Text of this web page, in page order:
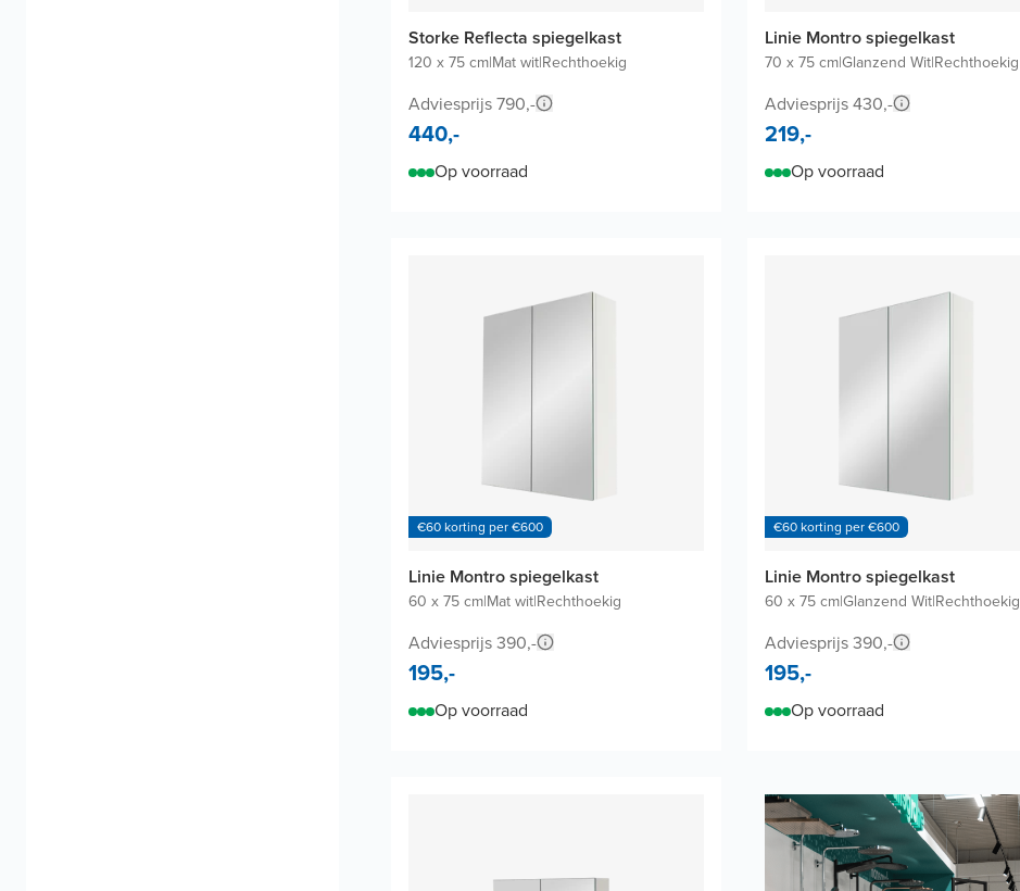
Storke Reflecta spiegelkast
120 x 75 cm|Mat wit|Rechthoekig
Adviesprijs 790,-
440,-
Op voorraad
Linie Montro spiegelkast
70 x 75 cm|Glanzend Wit|Rechthoekig
Adviesprijs 430,-
219,-
Op voorraad
€60 korting per €600
Linie Montro spiegelkast
60 x 75 cm|Mat wit|Rechthoekig
Adviesprijs 390,-
195,-
Op voorraad
€60 korting per €600
Linie Montro spiegelkast
60 x 75 cm|Glanzend Wit|Rechthoekig
Adviesprijs 390,-
195,-
Op voorraad